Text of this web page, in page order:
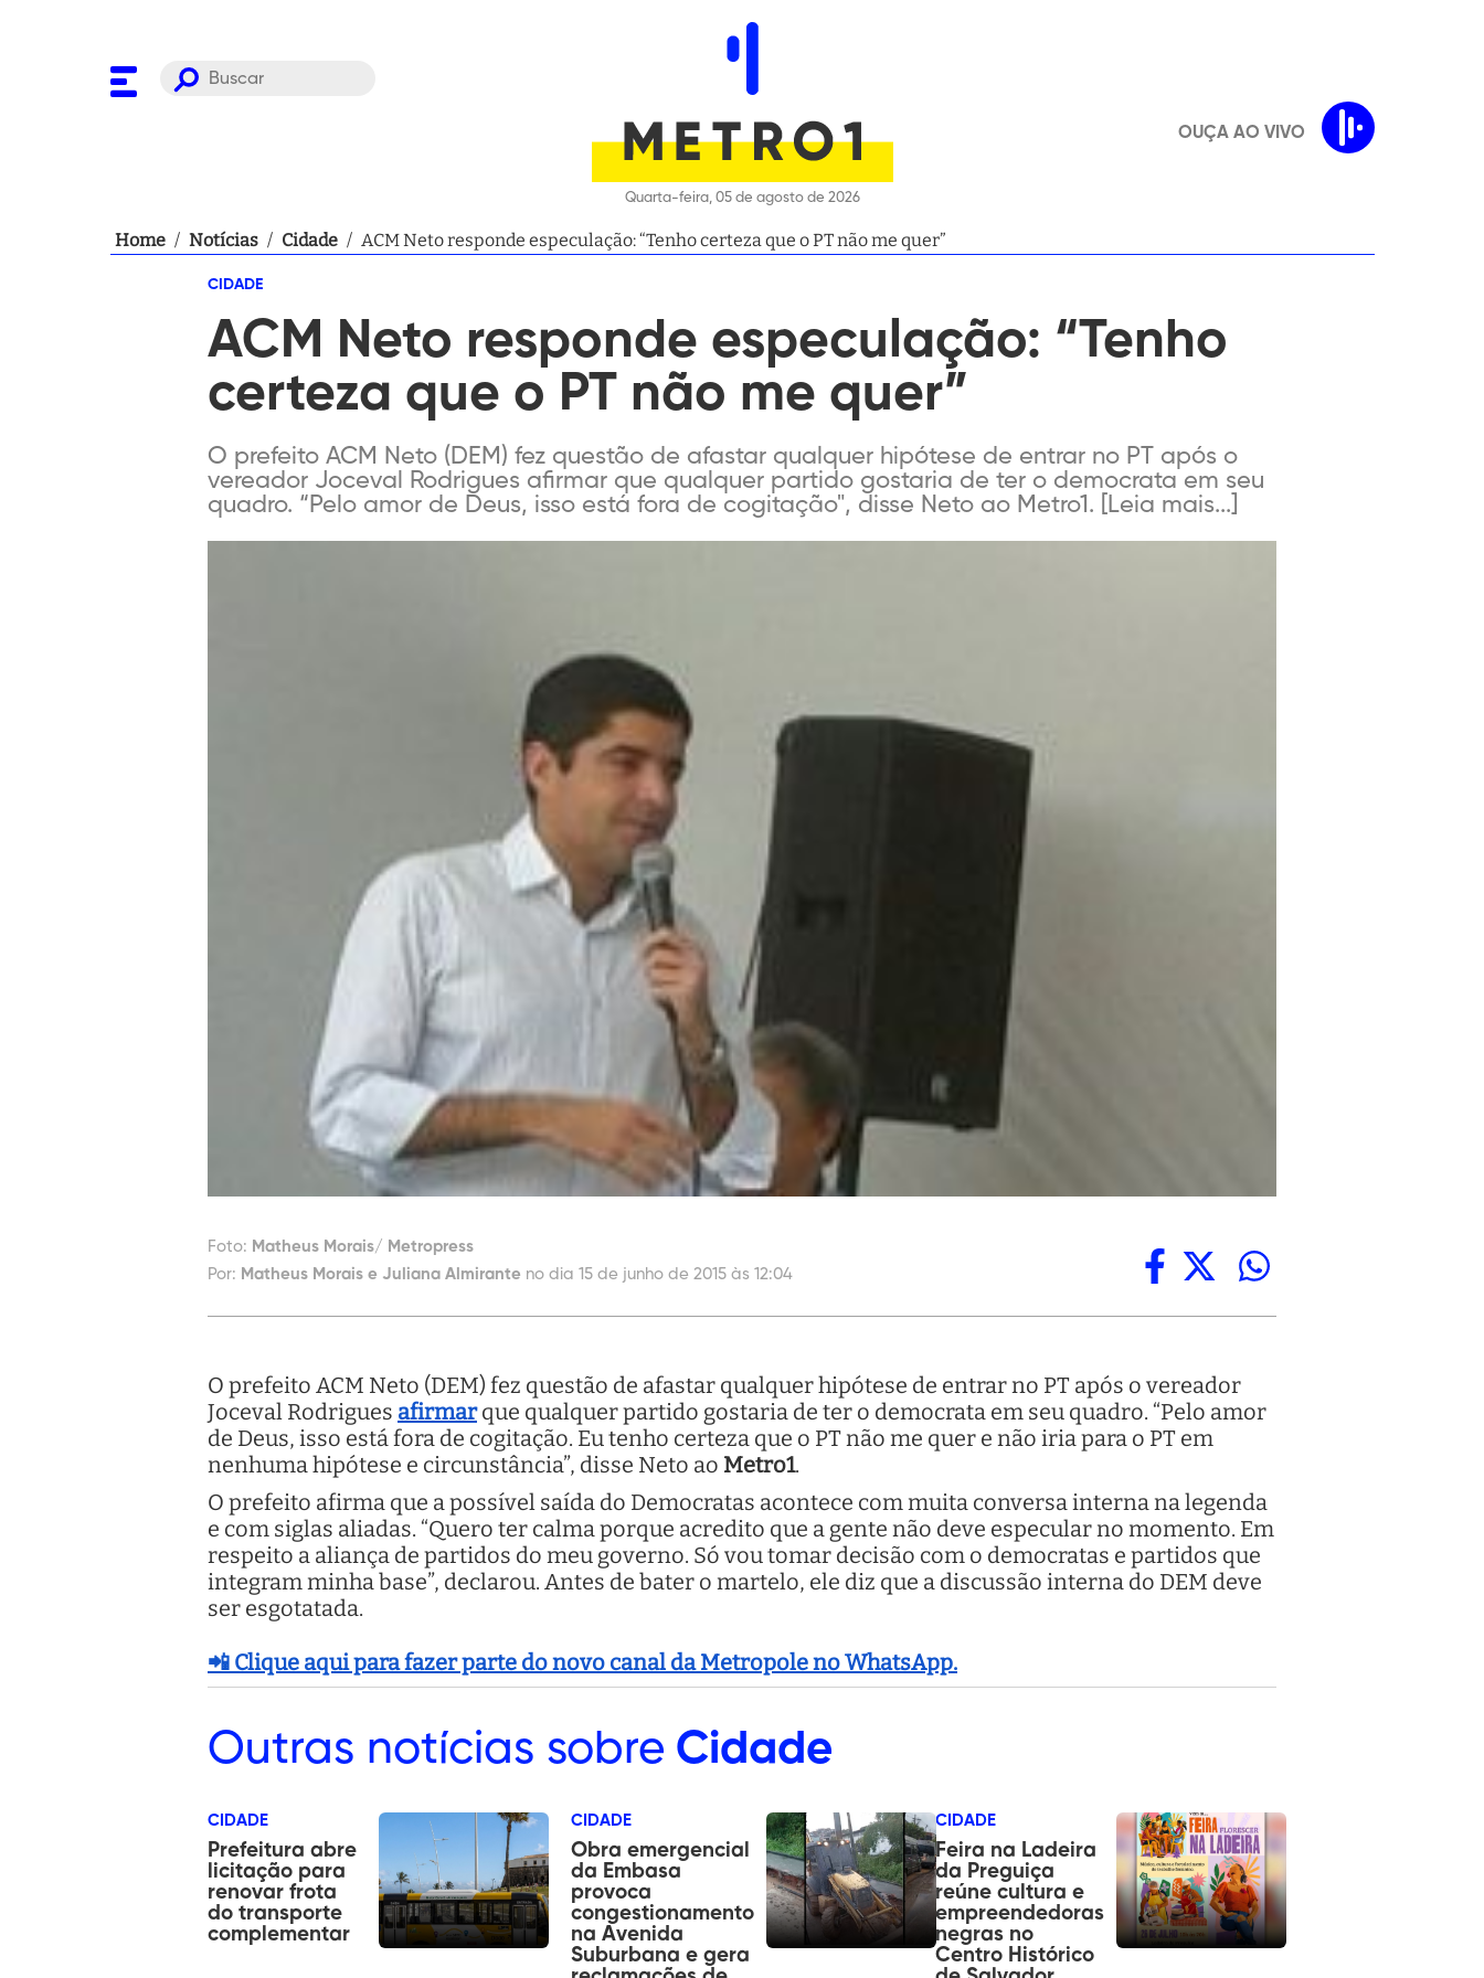
Quarta-feira, 05 de agosto de 2026
OUÇA AO VIVO
Home / Notícias / Cidade / ACM Neto responde especulação: “Tenho certeza que o PT não me quer”
CIDADE
ACM Neto responde especulação: “Tenho
certeza que o PT não me quer”
O prefeito ACM Neto (DEM) fez questão de afastar qualquer hipótese de entrar no PT após o
vereador Joceval Rodrigues afirmar que qualquer partido gostaria de ter o democrata em seu
quadro. “Pelo amor de Deus, isso está fora de cogitação", disse Neto ao Metro1. [Leia mais...]
Foto: Matheus Morais/ Metropress
Por: Matheus Morais e Juliana Almirante no dia 15 de junho de 2015 às 12:04
O prefeito ACM Neto (DEM) fez questão de afastar qualquer hipótese de entrar no PT após o vereador
Joceval Rodrigues afirmarque qualquer partido gostaria de ter o democrata em seu quadro. “Pelo amor
de Deus, isso está fora de cogitação. Eu tenho certeza que o PT não me quer e não iria para o PT em
nenhuma hipótese e circunstância”, disse Neto ao Metro1.
O prefeito afirma que a possível saída do Democratas acontece com muita conversa interna na legenda
e com siglas aliadas. “Quero ter calma porque acredito que a gente não deve especular no momento. Em
respeito a aliança de partidos do meu governo. Só vou tomar decisão com o democratas e partidos que
integram minha base”, declarou. Antes de bater o martelo, ele diz que a discussão interna do DEM deve
ser esgotatada.
📲 Clique aqui para fazer parte do novo canal da Metropole no WhatsApp.
Outras notícias sobre Cidade
CIDADE
Prefeitura abre
licitação para
renovar frota
do transporte
complementar
CIDADE
Obra emergencial
da Embasa
provoca
congestionamento
na Avenida
Suburbana e gera
CIDADE
Feira na Ladeira
da Preguiça
reúne cultura e
empreendedoras
negras no
Centro Histórico